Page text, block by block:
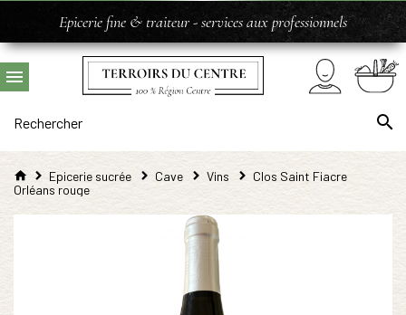
Epicerie fine & traiteur - services aux professionnels
Epicerie sucrée Cave Vins
Clos Saint Fiacre
Orléans rouge